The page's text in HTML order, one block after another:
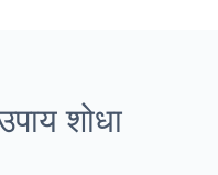
शोधा